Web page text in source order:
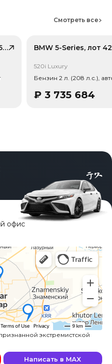
логистики. Работаем и
обращений - 2,
Смотреть все
BMW 5-Series, лот 41593589
520i Luxury
Бензин 2 л. (208 л.с.),
₽ 3 735 684
офис
экстремистской
Написать в MAX